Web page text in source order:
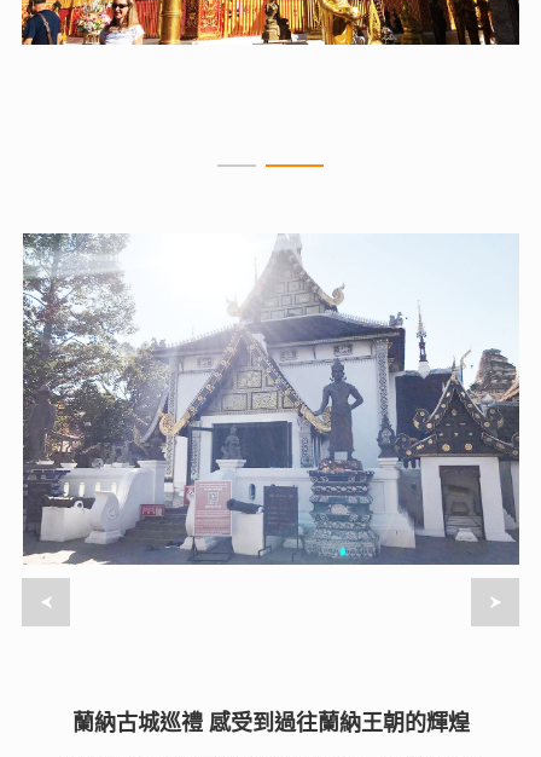
蘭納古城巡禮 感受到過往蘭納王朝的輝煌
蘭納古城巡禮 感受到過往蘭納王朝的輝煌